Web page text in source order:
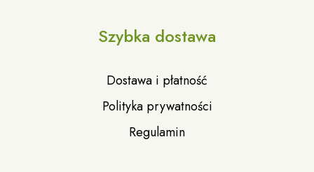
Szybka dostawa
Dostawa i płatność
Polityka prywatności
Regulamin